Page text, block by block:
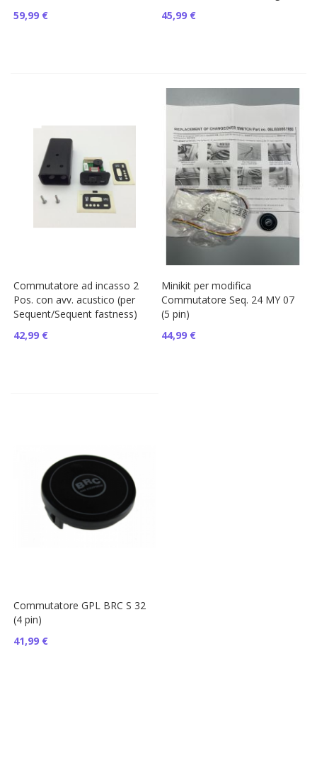
59,99 €
45,99 €
Commutatore ad incasso 2
Pos. con avv. acustico (per
Sequent/Sequent fastness)
42,99 €
Minikit per modifica
Commutatore Seq. 24 MY 07
(5 pin)
44,99 €
Commutatore GPL BRC S 32
(4 pin)
41,99 €